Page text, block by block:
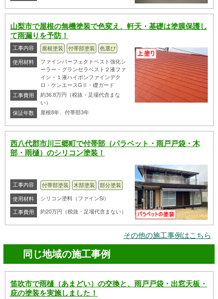
山梨市で屋根の無機塗装で色変え、軒天・基礎は塗膜保護し
て雨漏りを予防！
工事内容 屋根塗装 付帯部塗装 色選び
使用材料
ファインパーフェクトベスト強化シ
ーラー・グランセラベスト２液ファ
イン・１液ハイポンファインデク
ロ・ケンエースGⅡ・礎ガード
工事費用
約36.8万円（税抜・足場代含まな
い）
保証年数
屋根8年、付帯部3年
西八代郡市川三郷町で付帯部（パラペット・雨戸戸袋・木
部・雨樋）のシリコン塗装！
工事内容 付帯部塗装 木部塗装 部分塗装
使用材料 シリコン塗料（ファインSi）
工事費用 約20万円（税抜・足場代含まない）
その他の施工事例はこちら
同じ地域の施工事例
笛吹市で雨樋（あまどい）の交換と、雨戸戸袋・出窓天板・
庇の塗装を実施しました！